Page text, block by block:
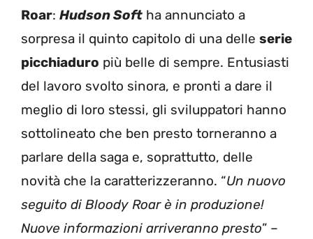
Roar: Hudson Soft ha annunciato a
sorpresa il quinto capitolo di una delle serie
picchiaduro più belle di sempre. Entusiasti
del lavoro svolto sinora, e pronti a dare il
meglio di loro stessi, gli sviluppatori hanno
sottolineato che ben presto torneranno a
parlare della saga e, soprattutto, delle
novità che la caratterizzeranno. “Un nuovo
seguito di Bloody Roar è in produzione!
Nuove informazioni arriveranno presto” –